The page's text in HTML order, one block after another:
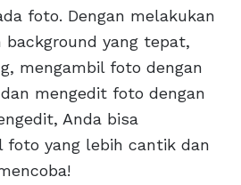
foto. Dengan melakukan
background yang tepat,
mengambil foto dengan
mengedit foto dengan
Anda bisa
foto yang lebih cantik dan